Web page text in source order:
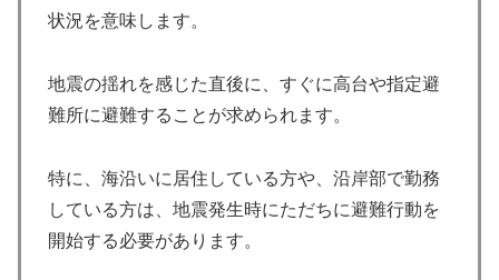
状況を意味します。
地震の揺れを感じた直後に、すぐに高台や指定避
難所に避難することが求められます。
特に、海沿いに居住している方や、沿岸部で勤務
している方は、地震発生時にただちに避難行動を
開始する必要があります。